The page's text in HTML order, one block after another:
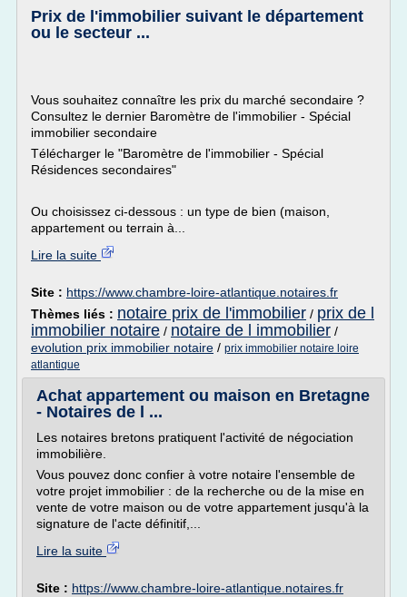
Prix de l'immobilier suivant le département
ou le secteur ...
Vous souhaitez connaître les prix du marché secondaire ?
Consultez le dernier Baromètre de l'immobilier - Spécial
immobilier secondaire
Télécharger le "Baromètre de l'immobilier - Spécial
Résidences secondaires"
Ou choisissez ci-dessous : un type de bien (maison,
appartement ou terrain à...
Lire la suite
Site : https://www.chambre-loire-atlantique.notaires.fr
Thèmes liés : notaire prix de l'immobilier / prix de l
immobilier notaire / notaire de l immobilier /
evolution prix immobilier notaire / prix immobilier notaire loire
atlantique
Achat appartement ou maison en Bretagne
- Notaires de l ...
Les notaires bretons pratiquent l'activité de négociation
immobilière.
Vous pouvez donc confier à votre notaire l'ensemble de
votre projet immobilier : de la recherche ou de la mise en
vente de votre maison ou de votre appartement jusqu'à la
signature de l'acte définitif,...
Lire la suite
Site : https://www.chambre-loire-atlantique.notaires.fr